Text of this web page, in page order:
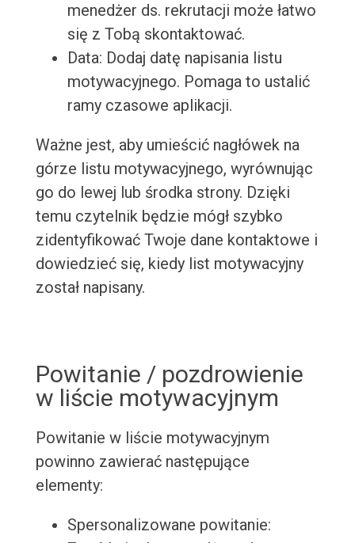
menedżer ds. rekrutacji może łatwo
się z Tobą skontaktować.
Data: Dodaj datę napisania listu
motywacyjnego. Pomaga to ustalić
ramy czasowe aplikacji.
Ważne jest, aby umieścić nagłówek na
górze listu motywacyjnego, wyrównując
go do lewej lub środka strony. Dzięki
temu czytelnik będzie mógł szybko
zidentyfikować Twoje dane kontaktowe i
dowiedzieć się, kiedy list motywacyjny
został napisany.
Powitanie / pozdrowienie
w liście motywacyjnym
Powitanie w liście motywacyjnym
powinno zawierać następujące
elementy:
Spersonalizowane powitanie: